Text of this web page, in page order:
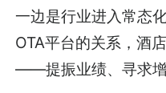
一边是行业进入常态
OTA平台的关系，酒
——提振业绩、寻求增